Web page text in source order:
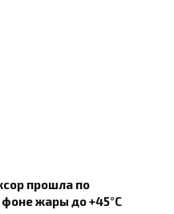
прошла по
жары до +45°C